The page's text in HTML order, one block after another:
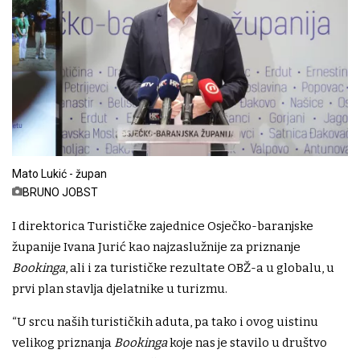
Mato Lukić - župan
BRUNO JOBST
I direktorica Turističke zajednice Osječko-baranjske
županije Ivana Jurić kao najzaslužnije za priznanje
Bookinga, ali i za turističke rezultate OBŽ-a u globalu, u
prvi plan stavlja djelatnike u turizmu.
“U srcu naših turističkih aduta, pa tako i ovog uistinu
velikog priznanja Bookingakoje nas je stavilo u društvo